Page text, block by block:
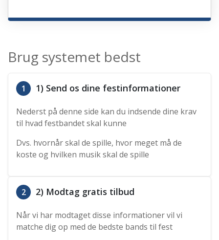
Brug systemet bedst
1 1) Send os dine festinformationer
Nederst på denne side kan du indsende dine krav
til hvad festbandet skal kunne
Dvs. hvornår skal de spille, hvor meget må de
koste og hvilken musik skal de spille
2 2) Modtag gratis tilbud
Når vi har modtaget disse informationer vil vi
matche dig op med de bedste bands til fest